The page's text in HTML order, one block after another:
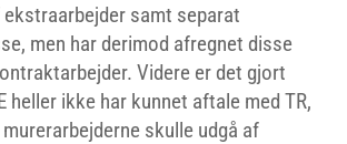
samt separat
men har derimod afregnet disse
Videre er det gjort
heller ikke har kunnet aftale med TR,
skulle udgå af